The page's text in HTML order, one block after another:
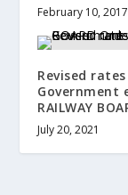
February 10, 2017
Revised
Government
RAILWAY
July 20, 2021